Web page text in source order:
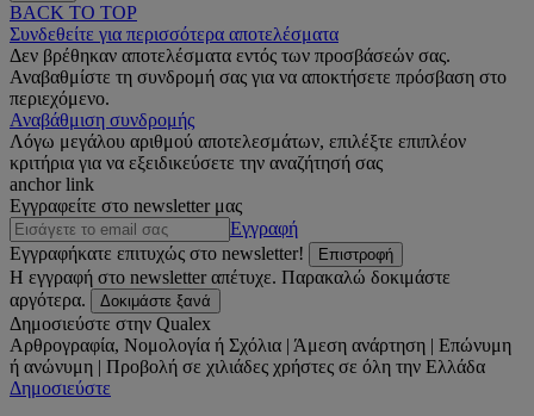
BACK TO TOP
Συνδεθείτε για περισσότερα αποτελέσματα
Δεν βρέθηκαν αποτελέσματα εντός των προσβάσεών σας.
Αναβαθμίστε τη συνδρομή σας για να αποκτήσετε πρόσβαση στο
περιεχόμενο.
Αναβάθμιση συνδρομής
Λόγω μεγάλου αριθμού αποτελεσμάτων, επιλέξτε επιπλέον
κριτήρια για να εξειδικεύσετε την αναζήτησή σας
anchor link
Εγγραφείτε στο newsletter μας
Εγγραφή
Εγγραφήκατε επιτυχώς στο newsletter!
Επιστροφή
Η εγγραφή στο newsletter απέτυχε. Παρακαλώ δοκιμάστε
αργότερα.
Δοκιμάστε ξανά
Δημοσιεύστε στην Qualex
Αρθρογραφία, Νομολογία ή Σχόλια | Άμεση ανάρτηση | Επώνυμη
ή ανώνυμη | Προβολή σε χιλιάδες χρήστες σε όλη την Ελλάδα
Δημοσιεύστε